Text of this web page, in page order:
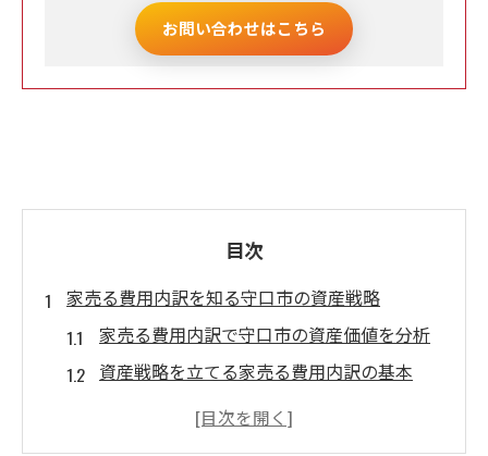
お問い合わせはこちら
目次
家売る費用内訳を知る守口市の資産戦略
家売る費用内訳で守口市の資産価値を分析
資産戦略を立てる家売る費用内訳の基本
家売る際に知っておきたい守口市の費用構